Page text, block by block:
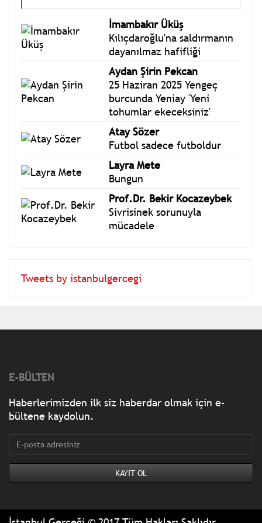
İmambakır Üküş
Kılıçdaroğlu'na saldırmanın
dayanılmaz hafifliği
Aydan Şirin Pekcan
25 Haziran 2025 Yengeç
burcunda Yeniay 'Yeni
tohumlar ekeceksiniz'
Atay Sözer
Futbol sadece futboldur
Layra Mete
Bungun
Prof.Dr. Bekir Kocazeybek
Sivrisinek sorunuyla
mücadele
Tweets by istanbulgercegi
E-BÜLTEN
Haberlerimizden ilk siz haberdar olmak için e-
bültene kaydolun.